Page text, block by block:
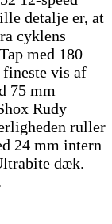
detalje er, at
cyklens
med 180
fineste vis af
75 mm
Rudy
ruller
24 mm intern
dæk.